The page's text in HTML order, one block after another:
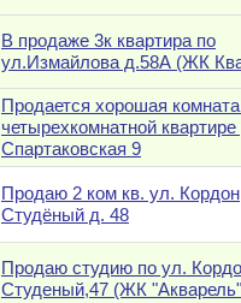
В продаже 3к квартира по
ул.Измайлова д.58А (ЖК
Продается хорошая
четырехкомнатной
Спартаковская 9
Продаю 2 ком кв. ул. Кордон
Студёный д. 48
Продаю студию по ул.
Студеный,47 (ЖК